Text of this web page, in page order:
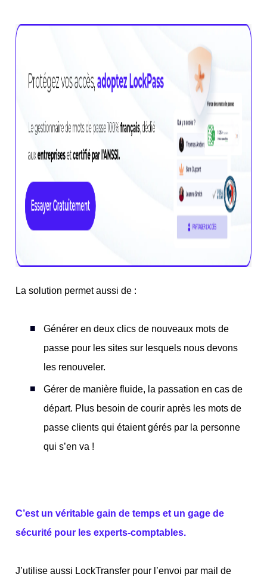
La solution permet aussi de :
Générer en deux clics de nouveaux mots de
passe pour les sites sur lesquels nous devons
les renouveler.
Gérer de manière fluide, la passation en cas de
départ. Plus besoin de courir après les mots de
passe clients qui étaient gérés par la personne
qui s’en va !
C’est un véritable gain de temps et un gage de
sécurité pour les experts-comptables.
J’utilise aussi LockTransfer pour l’envoi par mail de